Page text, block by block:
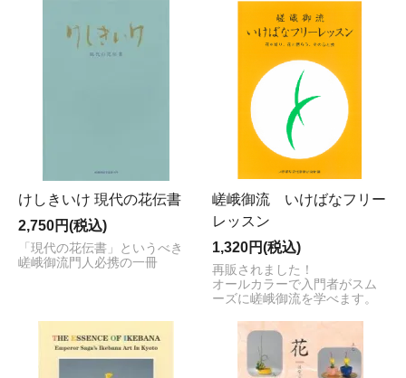
けしきいけ 現代の花伝書
2,750円(税込)
「現代の花伝書」というべき
嵯峨御流門人必携の一冊
嵯峨御流 いけばなフリー
レッスン
1,320円(税込)
再販されました！
オールカラーで入門者がスム
ーズに嵯峨御流を学べます。